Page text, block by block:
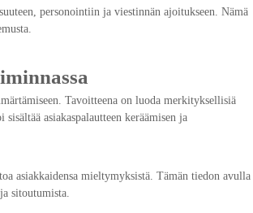
personointiin ja viestinnän ajoitukseen. Nämä
Tavoitteena on luoda merkityksellisiä
asiakaspalautteen keräämisen ja
asiakkaidensa mieltymyksistä. Tämän tiedon avulla
sitoutumista.